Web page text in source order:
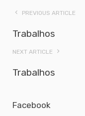
PREVIOUS ARTICLE
Trabalhos
NEXT ARTICLE
Trabalhos
Facebook